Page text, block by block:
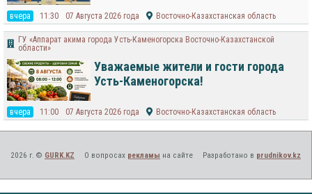
вчера 11:30 07 Августа 2026 года Восточно-Казахстанская область
ГУ «Аппарат акима города Усть-Каменогорска Восточно-Казахстанской
области»
Уважаемые жители и гости города
Усть-Каменогорска!
вчера 11:00 07 Августа 2026 года Восточно-Казахстанская область
2026 г. © GURK.KZ О вопросах рекламы на сайте Разработано в prudnikov.kz